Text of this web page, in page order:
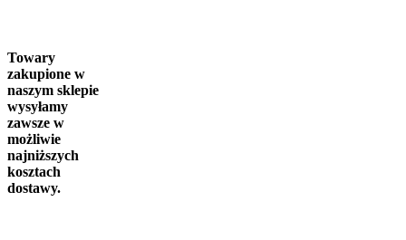
Towary
zakupione w
naszym sklepie
wysyłamy
zawsze w
możliwie
najniższych
kosztach
dostawy.